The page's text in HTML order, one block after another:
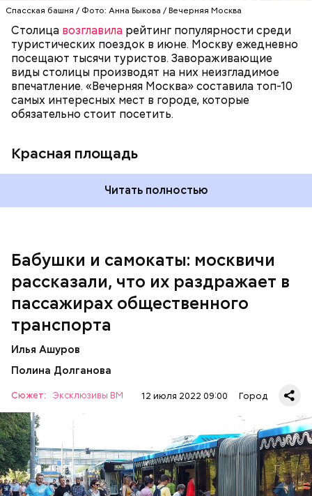
Спасская башня / Фото: Анна Быкова / Вечерняя Москва
Столица возглавила рейтинг популярности среди
туристических поездок в июне. Москву ежедневно
посещают тысячи туристов. Завораживающие
виды столицы производят на них неизгладимое
впечатление. «Вечерняя Москва» составила топ-10
самых интересных мест в городе, которые
обязательно стоит посетить.
Красная площадь
Читать полностью
Бабушки и самокаты: москвичи
рассказали, что их раздражает в
пассажирах общественного
транспорта
Илья Ашуров
Полина Долганова
Сюжет: Эксклюзивы ВМ 12 июля 2022 09:00 Город
— Вот меня очень раздражает, когда пытаешься
выйти из вагона метро, а люди стоят прямо по
центру в дверях. И приходится их толкать, а они
не дают тебе пройти, что очень бестактно, —
пожаловался Игорь, 55 лет.
— Еще типичная ситуация, когда говорят:
«Занимайте обе стороны эскалатора». А никто не
занимает! И из-за этого образуется огромная
очередь. И если опаздываешь, то идешь по этому
огромному эскалатору очень-очень долго, —
поделился Андрей, 19 лет.